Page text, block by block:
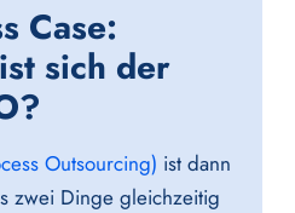
Case:
sich der
Outsourcing) ist dann
zwei Dinge gleichzeitig